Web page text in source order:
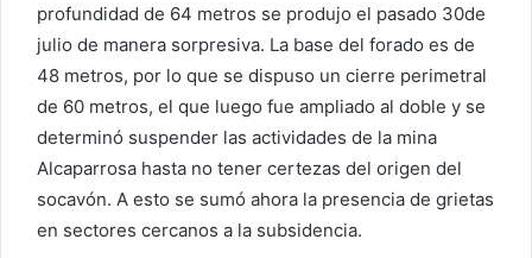
profundidad de 64 metros se produjo el pasado 30de
julio de manera sorpresiva. La base del forado es de
48 metros, por lo que se dispuso un cierre perimetral
de 60 metros, el que luego fue ampliado al doble y se
determinó suspender las actividades de la mina
Alcaparrosa hasta no tener certezas del origen del
socavón. A esto se sumó ahora la presencia de grietas
en sectores cercanos a la subsidencia.